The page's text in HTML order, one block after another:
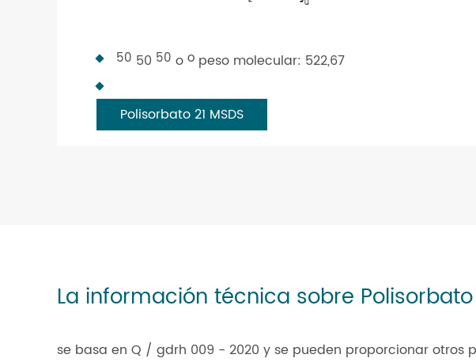
50 50 50 o o peso molecular: 522,67
Polisorbato 21 MSDS
La información técnica sobre Polisorbato
se basa en Q / gdrh 009 - 2020 y se pueden proporcionar otros